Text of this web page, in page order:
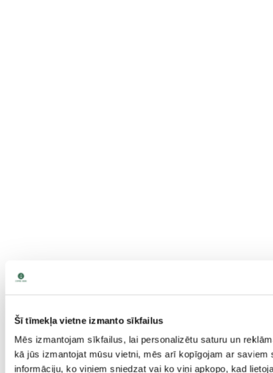
Šī tīmekļa vietne izmanto sīkfailus
Mēs izmantojam sīkfailus, lai personalizētu saturu un
kā jūs izmantojat mūsu vietni, mēs arī kopīgojam ar
informāciju, ko viņiem sniedzat vai ko viņi apkopo, kad